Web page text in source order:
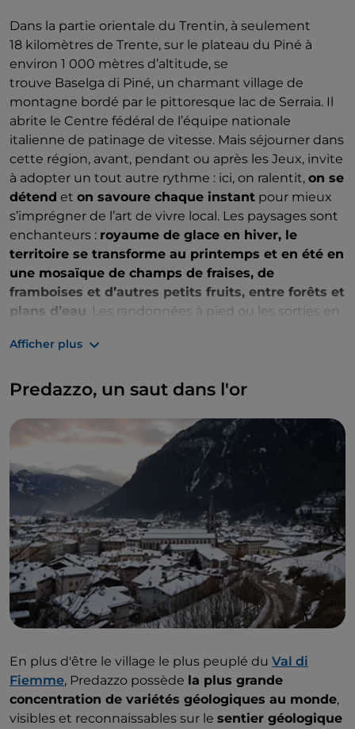
Dans la partie orientale du Trentin, à seulement
18 kilomètres de Trente, sur le plateau du Piné à
environ 1 000 mètres d’altitude, se
trouve Baselga di Piné, un charmant village de
montagne bordé par le pittoresque lac de Serraia. Il
abrite le Centre fédéral de l’équipe nationale
italienne de patinage de vitesse. Mais séjourner dans
cette région, avant, pendant ou après les Jeux, invite
à adopter un tout autre rythme : ici, on ralentit, on se
détend et on savoure chaque instant pour mieux
s’imprégner de l’art de vivre local. Les paysages sont
enchanteurs : royaume de glace en hiver, le
territoire se transforme au printemps et en été en
une mosaïque de champs de fraises, de
framboises et d’autres petits fruits, entre forêts et
plans d’eau . Les randonnées à pied ou les sorties en
dans une nature généreuse, qui dévoile ici le
Afficher plus
Predazzo, un saut dans l'or
En plus d'être le village le plus peuplé du Val di
Fiemme, Predazzo possède la plus grande
concentration de variétés géologiques au monde,
visibles et reconnaissables sur le sentier géologique